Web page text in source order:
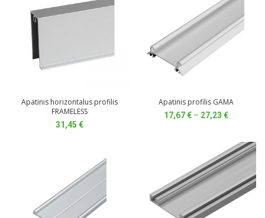
Apatinis horizontalus profilis
FRAMELESS
31,45 €
Apatinis profilis GAMA
17,67€ – 27,23 €Price
through
27,23 €